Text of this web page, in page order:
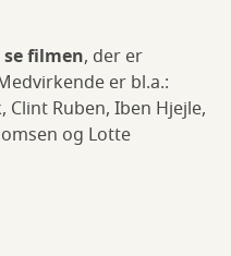
filmen, der er
er bl.a.:
Clint Ruben, Iben Hjejle,
og Lotte